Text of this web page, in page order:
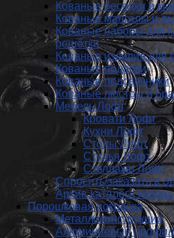
Кованые беседки и
Кованые мангалы и
Кованые наборы для
решётки
Кованые изделия для
Кованые подарки
Кованые подсвечники
Кованые люстры и бра
Мебель Лофт
Кровати Лофт
Кухни Лофт
Столы Лофт
Стулья Лофт
Стеллажи Лофт
Спросить/заказать в
Архив каталога
Порошковая покраска
Металлоконструкции
Алюминиевый